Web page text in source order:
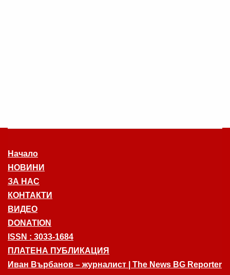
Начало
НОВИНИ
ЗА НАС
КОНТАКТИ
ВИДЕО
DONATION
ISSN : 3033-1684
ПЛАТЕНА ПУБЛИКАЦИЯ
Иван Върбанов – журналист | The News BG Reporter